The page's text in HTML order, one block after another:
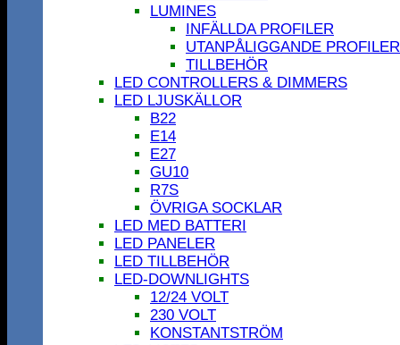
LUMINES
INFÄLLDA PROFILER
UTANPÅLIGGANDE PROFILER
TILLBEHÖR
LED CONTROLLERS & DIMMERS
LED LJUSKÄLLOR
B22
E14
E27
GU10
R7S
ÖVRIGA SOCKLAR
LED MED BATTERI
LED PANELER
LED TILLBEHÖR
LED-DOWNLIGHTS
12/24 VOLT
230 VOLT
KONSTANTSTRÖM